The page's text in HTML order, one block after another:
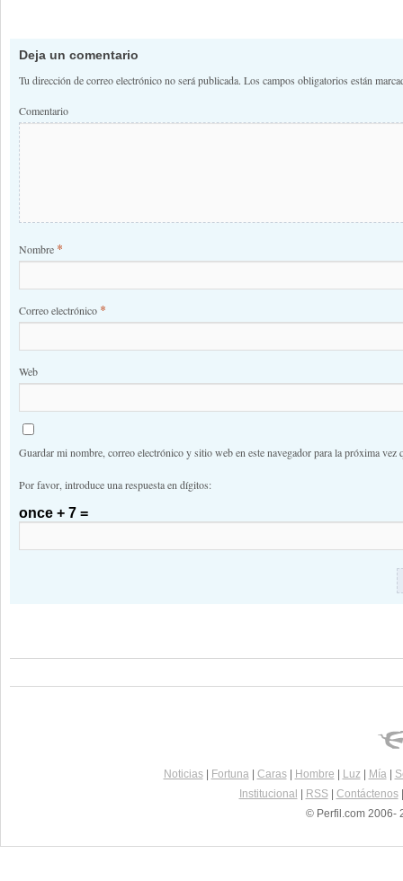
Deja un comentario
Tu dirección de correo electrónico no será publicada. Los campos obligatorios están
Comentario
Nombre *
Correo electrónico *
Web
Guardar mi nombre, correo electrónico y sitio web en este navegador para la próxima vez
Por favor, introduce una respuesta en dígitos:
once + 7 =
Noticias| Fortuna| Caras| Hombre Luz| Mía|
Institucional
RSS| Contáctenos
© Perfil.com 2006-